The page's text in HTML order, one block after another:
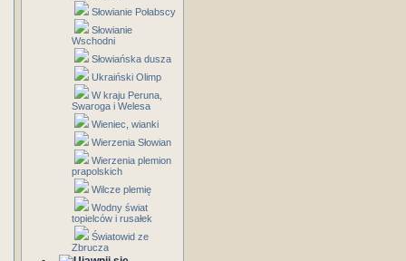
Słowianie Połabscy
Słowianie
Wschodni
Słowiańska dusza
Ukraiński Olimp
W kraju Peruna,
Swaroga i Welesa
Wieniec, wianki
Wierzenia Słowian
Wierzenia plemion
prapolskich
Wilcze plemię
Wodny świat
topielców i rusałek
Światowid ze
Zbrucza